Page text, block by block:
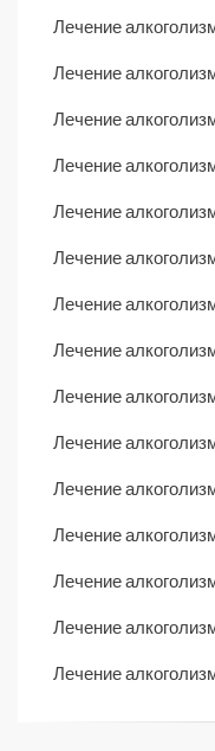
Лечение
Лечение
Лечение
Лечение
Лечение
Лечение
Лечение
Лечение
Лечение
Лечение
Лечение
Лечение
Лечение
Лечение
Лечение